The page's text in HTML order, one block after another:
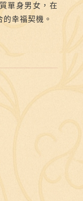
單身男女，在
幸福契機。